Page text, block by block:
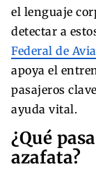
el lenguaje
detectar a
Federal de
apoya el
pasajeros
ayuda vital.
¿Qué
azafata?